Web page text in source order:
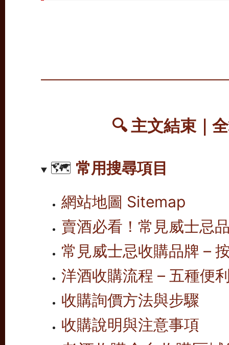
🔍主文結束｜
🗺️ 常用搜尋項目
網站地圖 Sitemap
賣酒必看！常見威士忌
常見威士忌收購品牌 –
洋酒收購流程 – 五種便
收購詢價方法與步驟
收購說明與注意事項